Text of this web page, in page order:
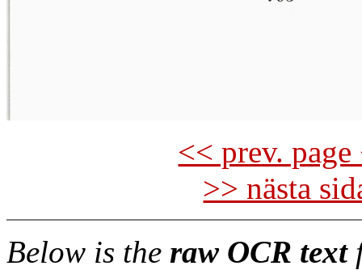
<< prev.
>> nästa
Below is the raw OCR text